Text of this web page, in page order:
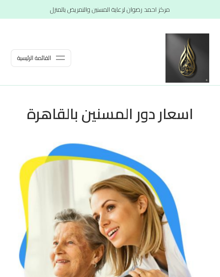
مركز احمد رضوان لرعاية المسنين والتمريض بالمنزل
القائمة الرئيسية
اسعار دور المسنين بالقاهرة